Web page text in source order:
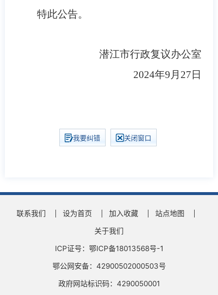
特此公告。
潜江市行政复议办公室
2024年9月27日
我要纠错 关闭窗口
联系我们 设为首页 加入收藏
站点地图
关于我们
ICP证号：鄂ICP备18013568号-1
鄂公网安备：42900502000503号
政府网站标识码：4290050001